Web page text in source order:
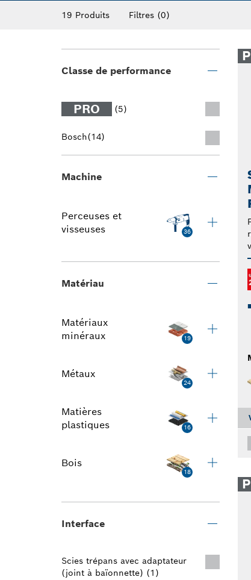
composition en carbure les rend très
19 Produits Filtres (0)
Classe de performance
PRO (5)
Bosch(14)
Machine
Perceuses et
visseuses
36
Matériau
Matériaux
minéraux
19
Métaux
24
Matières
plastiques
16
Bois
18
Interface
Scies trépans avec adaptateur
(joint à baïonnette) (1)